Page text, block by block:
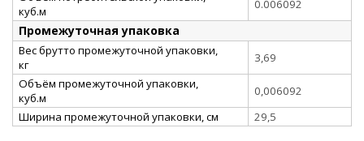
куб.м
0.006092
Промежуточная упаковка
Вес брутто промежуточной упаковки,
кг
3,69
Объём промежуточной упаковки,
куб.м
0,006092
Ширина промежуточной упаковки, см
29,5